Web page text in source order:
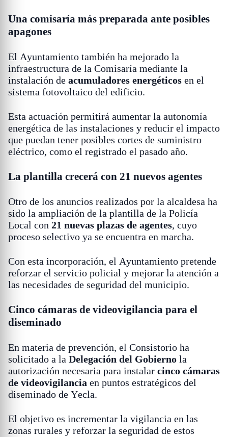
Una comisaría más preparada ante posibles
apagones
El Ayuntamiento también ha mejorado la
infraestructura de la Comisaría mediante la
instalación de acumuladores energéticos en el
sistema fotovoltaico del edificio.
Esta actuación permitirá aumentar la autonomía
energética de las instalaciones y reducir el impacto
que puedan tener posibles cortes de suministro
eléctrico, como el registrado el pasado año.
La plantilla crecerá con 21 nuevos agentes
Otro de los anuncios realizados por la alcaldesa ha
sido la ampliación de la plantilla de la Policía
Local con 21 nuevas plazas de agentes, cuyo
proceso selectivo ya se encuentra en marcha.
Con esta incorporación, el Ayuntamiento pretende
reforzar el servicio policial y mejorar la atención a
las necesidades de seguridad del municipio.
Cinco cámaras de videovigilancia para el
diseminado
En materia de prevención, el Consistorio ha
solicitado a la Delegación del Gobierno la
autorización necesaria para instalar cinco cámaras
de videovigilancia en puntos estratégicos del
diseminado de Yecla.
El objetivo es incrementar la vigilancia en las
zonas rurales y reforzar la seguridad de estos